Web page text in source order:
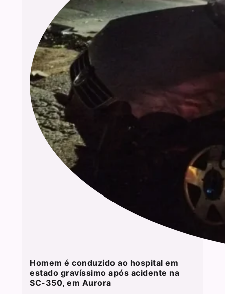
Homem é conduzido ao hospital em
estado gravíssimo após acidente na
SC-350, em Aurora